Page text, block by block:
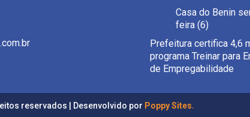
Casa do Benin
feira (6)
Prefeitura certifica 4,6
programa Treinar para
de Empregabilidade
reservados | Desenvolvido por Poppy Sites.